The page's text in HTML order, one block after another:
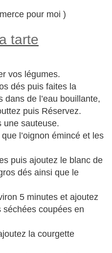
pour moi )
tarte
vos légumes.
dés puis faites la
dans de l’eau bouillante,
puis Réservez.
une sauteuse.
l’oignon émincé et les
puis ajoutez le blanc de
dés ainsi que le
5 minutes et ajoutez
séchées coupées en
la courgette